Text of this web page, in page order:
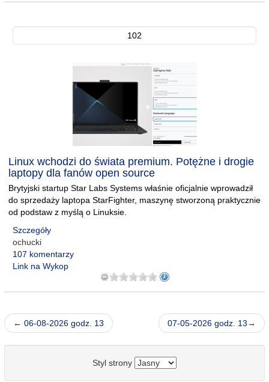
102
Linux wchodzi do świata premium. Potężne i drogie
laptopy dla fanów open source
Brytyjski startup Star Labs Systems właśnie oficjalnie wprowadził
do sprzedaży laptopa StarFighter, maszynę stworzoną praktycznie
od podstaw z myślą o Linuksie.
Szczegóły
ochucki
107 komentarzy
Link na Wykop
← 06-08-2026 godz. 13 07-05-2026 godz. 13→
Styl strony